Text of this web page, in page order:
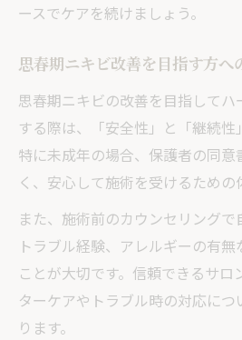
ースでケアを続けましょう。
思春期ニキビ改善を目指す方へ
思春期ニキビの改善を目指してハ
する際は、「安全性」と「継続性
特に未成年の場合、保護者の同
く、安心して施術を受けるための
また、施術前のカウンセリング
トラブル経験、アレルギーの有
ことが大切です。信頼できるサロ
ターケアやトラブル時の対応につ
ります。